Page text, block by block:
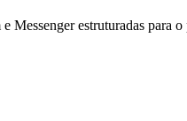
Messenger estruturadas